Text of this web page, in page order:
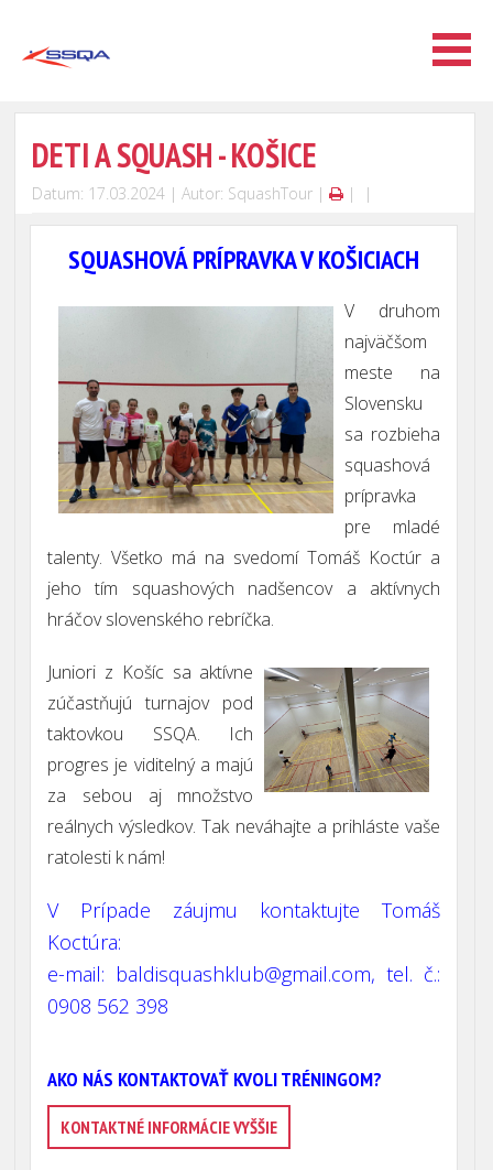
DETI A SQUASH - KOŠICE
Datum: 17.03.2024 | Autor: SquashTour | | |
SQUASHOVÁ PRÍPRAVKA V KOŠICIACH
V druhom
najväčšom
meste na
Slovensku
sa rozbieha
squashová
prípravka
pre mladé
talenty. Všetko má na svedomí Tomáš Koctúr a
jeho tím squashových nadšencov a aktívnych
hráčov slovenského rebríčka.
Juniori z Košíc sa aktívne
zúčastňujú turnajov pod
taktovkou SSQA. Ich
progres je viditelný a majú
za sebou aj množstvo
reálnych výsledkov. Tak neváhajte a prihláste vaše
ratolesti k nám!
V Prípade záujmu kontaktujteTomáš
Koctúra:
e-mail: baldisquashklub@gmail.com, tel. č.:
0908 562 398
AKO NÁS KONTAKTOVAŤ KVOLI TRÉNINGOM?
KONTAKTNÉ INFORMÁCIE VYŠŠIE